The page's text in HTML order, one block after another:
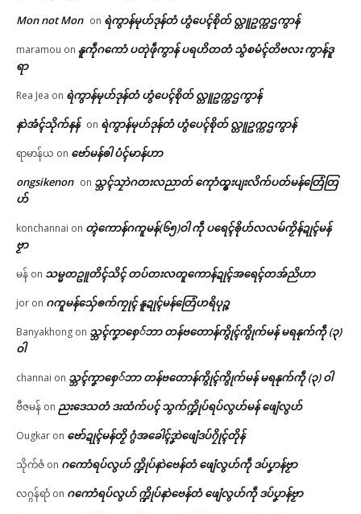
Mon not Mon on ရဲကွာန်မုဟ်ဒုန်တံ ဟွံပေၚ်စိုတ် လ္တူဥက္ကဌကွာန်
maramou on နူကဵုဂကောံ ပတုဲဖဵုကွာန် ပရဟိတတံ သွံစမံၚ်တိဗလး ကွာန်ဒူ
ရာ
Rea Jea on ရဲကွာန်မုဟ်ဒုန်တံ ဟွံပေၚ်စိုတ် လ္တူဥက္ကဌကွာန်
နာဲအံၚ်သိုက်နန် on ရဲကွာန်မုဟ်ဒုန်တံ ဟွံပေၚ်စိုတ် လ္တူဥက္ကဌကွာန်
ရာမာန်ယ on ဗော်မန်ၜါ ပံၚ်မာန်ဟာ
ongsikenon on သ္ဘၚ်သၠာဲဂတးလညာတ် ကေုာံထ္ၜးပျးလိက်ပတ်မန်တြေံတြ
ဟ်
konchannai on တ္ၚဲကောန်ဂကူမန်(၆၅)ဝါ ကဵု ပရေၚ်ၜိုဟ်လလမ်ကၟိန်ဍုၚ်မန်
ဗၟာ
မန် on သမ္မတဥူတိၚ်သိၚ် တပ်တးလတူကောန်ဍုၚ်အရေၚ်တအ်ညိဟာ
jor on ဂကူမန်​သှ်ေၜက်ကၠုၚ် နူဍုၚ်မန်တြေံဟရိပုဉ္ဇ
Banyakhong on သ္ဘၚ်ကၞာစှေ်ဘာ တန်ဗတောန်ကွိုၚ်ကွိုက်မန် မရနုက်ကဵု (၃)
ဝါ
channai on သ္ဘၚ်ကၞာစှေ်ဘာ တန်ဗတောန်ကွိုၚ်ကွိုက်မန် မရနုက်ကဵု (၃) ဝါ
ဗီဇမန် on ညးဒေသတံ ဒးထံက်ပၚ် သွက်က္ဍိုပ်ရပ်လွဟ်မန် ဖျေံလွဟ်
Ougkar on ဗော်ဍုၚ်မန်တၟိ ဂွံအခေါၚ်ဒၞာဲဖျေံဒပ်ဂၠိုၚ်တိုန်
သိုက်ဇံ on ဂကောံရပ်လွဟ် က္ဍိုပ်နာဲဗေန်တံ ဖျေံလွဟ်ကဵု ဒပ်ပၞာန်ဗၟာ
လဂ္ဂန်ရာံ on ဂကောံရပ်လွဟ် က္ဍိုပ်နာဲဗေန်တံ ဖျေံလွဟ်ကဵု ဒပ်ပၞာန်ဗၟာ